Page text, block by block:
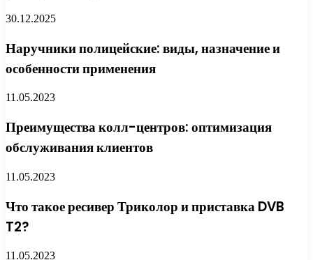
30.12.2025
Наручники полицейские: виды, назначение и
особенности применения
11.05.2023
Преимущества колл-центров: оптимизация
обслуживания клиентов
11.05.2023
Что такое ресивер Триколор и приставка DVB
T2?
11.05.2023